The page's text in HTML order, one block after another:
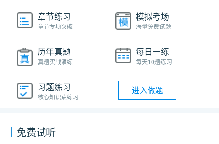
章节练习
章节专项突破
模拟考场
海量免费试题
历年真题
真题实战演练
每日一练
每天10题练习
习题练习
核心知识点练习
进入做题
免费试听